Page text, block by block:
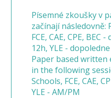
Písemné zkoušky v
začínají následovně:
FCE, CAE, CPE, BEC
12h, YLE -
Paper based written
in the following
Schools, FCE, CAE,
YLE - AM/PM